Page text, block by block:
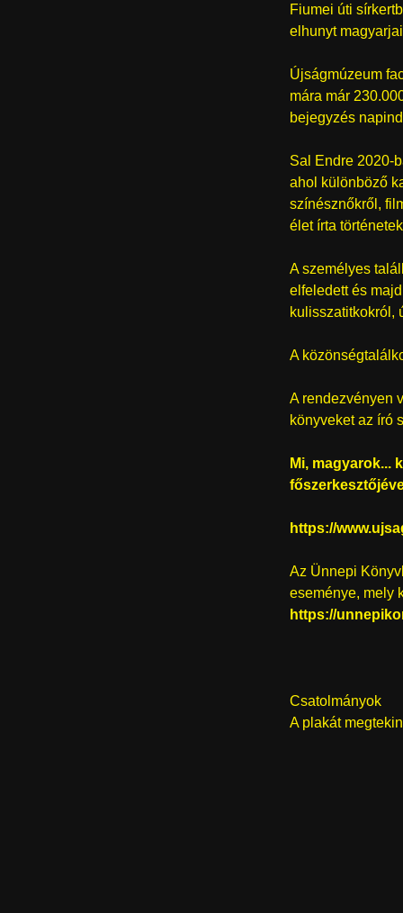
Fiumei úti
elhunyt
Újságmúzeum
mára már
bejegyzés
Sal Endre 2020-
ahol különböző
színésznőkről,
élet írta
A személyes
elfeledett és
kulisszatitkokról,
A
A rendezvényen
könyveket az író
Mi, magyarok...
https://
Az Ünnepi
eseménye, mely
https://
Csatolmányok
A plakát